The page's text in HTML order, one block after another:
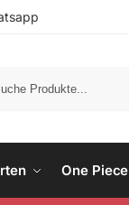
One Piece